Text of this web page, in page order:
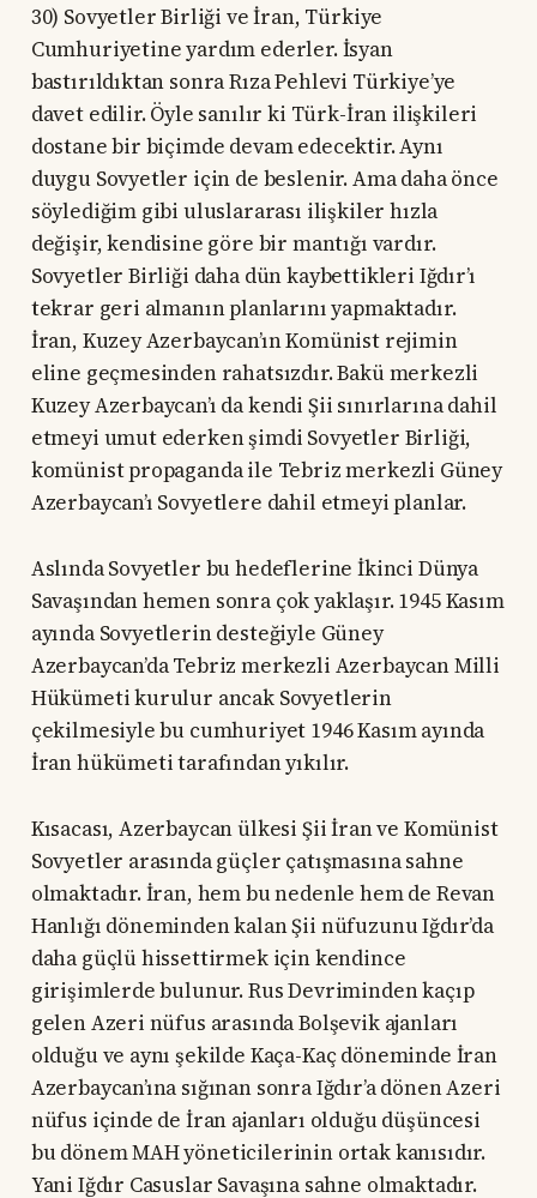
30) Sovyetler Birliği ve İran, Türkiye
Cumhuriyetine yardım ederler. İsyan
bastırıldıktan sonra Rıza Pehlevi Türkiye’ye
davet edilir. Öyle sanılır ki Türk-İran ilişkileri
dostane bir biçimde devam edecektir. Aynı
duygu Sovyetler için de beslenir. Ama daha önce
söylediğim gibi uluslararası ilişkiler hızla
değişir, kendisine göre bir mantığı vardır.
Sovyetler Birliği daha dün kaybettikleri Iğdır’ı
tekrar geri almanın planlarını yapmaktadır.
İran, Kuzey Azerbaycan’ın Komünist rejimin
eline geçmesinden rahatsızdır. Bakü merkezli
Kuzey Azerbaycan’ı da kendi Şii sınırlarına dahil
etmeyi umut ederken şimdi Sovyetler Birliği,
komünist propaganda ile Tebriz merkezli Güney
Azerbaycan’ı Sovyetlere dahil etmeyi planlar.
Aslında Sovyetler bu hedeflerine İkinci Dünya
Savaşından hemen sonra çok yaklaşır. 1945 Kasım
ayında Sovyetlerin desteğiyle Güney
Azerbaycan’da Tebriz merkezli Azerbaycan Milli
Hükümeti kurulur ancak Sovyetlerin
çekilmesiyle bu cumhuriyet 1946 Kasım ayında
İran hükümeti tarafından yıkılır.
Kısacası, Azerbaycan ülkesi Şii İran ve Komünist
Sovyetler arasında güçler çatışmasına sahne
olmaktadır. İran, hem bu nedenle hem de Revan
Hanlığı döneminden kalan Şii nüfuzunu Iğdır’da
daha güçlü hissettirmek için kendince
girişimlerde bulunur. Rus Devriminden kaçıp
gelen Azeri nüfus arasında Bolşevik ajanları
olduğu ve aynı şekilde Kaça-Kaç döneminde İran
Azerbaycan’ına sığınan sonra Iğdır’a dönen Azeri
nüfus içinde de İran ajanları olduğu düşüncesi
bu dönem MAH yöneticilerinin ortak kanısıdır.
Yani Iğdır Casuslar Savaşına sahne olmaktadır.